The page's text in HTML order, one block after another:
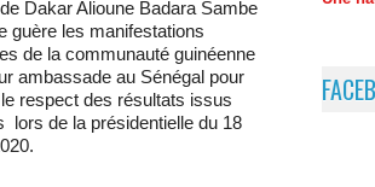
Dakar Alioune Badara Sambe
guère les manifestations
de la communauté guinéenne
ambassade au Sénégal pour
respect des résultats issus
lors de la présidentielle du 18